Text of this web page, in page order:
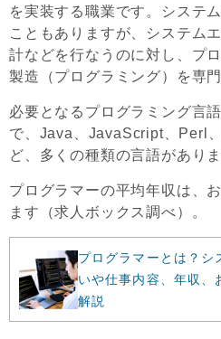
を実装する職業です。システ
こともありますが、システム
計などを行なうのに対し、プ
製造（プログラミング）を専
必要となるプログラミング言
で、Java、JavaScript、Perl
ど、多くの種類の言語がありま
プログラマーの平均年収は、
ます（求人ボックス調べ）。
プログラマーとは？シ
いや仕事内容、年収、
解説